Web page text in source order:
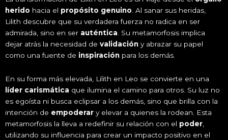
herido hacia el propósito genuino . Al sanar sus heridas,
Lilith descubre que su verdadera fuerza no radica en ser
admirada, sino en ser auténtica . Su metamorfosis implica
dejar atrás la necesidad de validación y abrazar su papel
como una fuente de inspiración para los demás.
En su forma más elevada, Lilith en Leo se convierte en una
líder carismática que ilumina el camino para otros. Su luz no
es egoísta ni busca eclipsar a los demás, sino que brilla con la
intención de empoderar y elevar a quienes la rodean. Esta
metamorfosis la lleva a redefinir su relación con el poder
utilizando su influencia para crear un impacto positivo en el